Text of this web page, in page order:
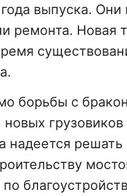
выпуска.
ремонта. Новая
борьбы с
грузовиков
надеется